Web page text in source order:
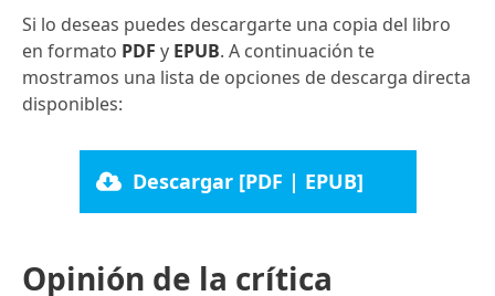
Si lo deseas puedes descargarte una copia del libro
en formato PDF y EPUB. A continuación te
mostramos una lista de opciones de descarga directa
disponibles:
Descargar [PDF | EPUB]
Opinión de la crítica